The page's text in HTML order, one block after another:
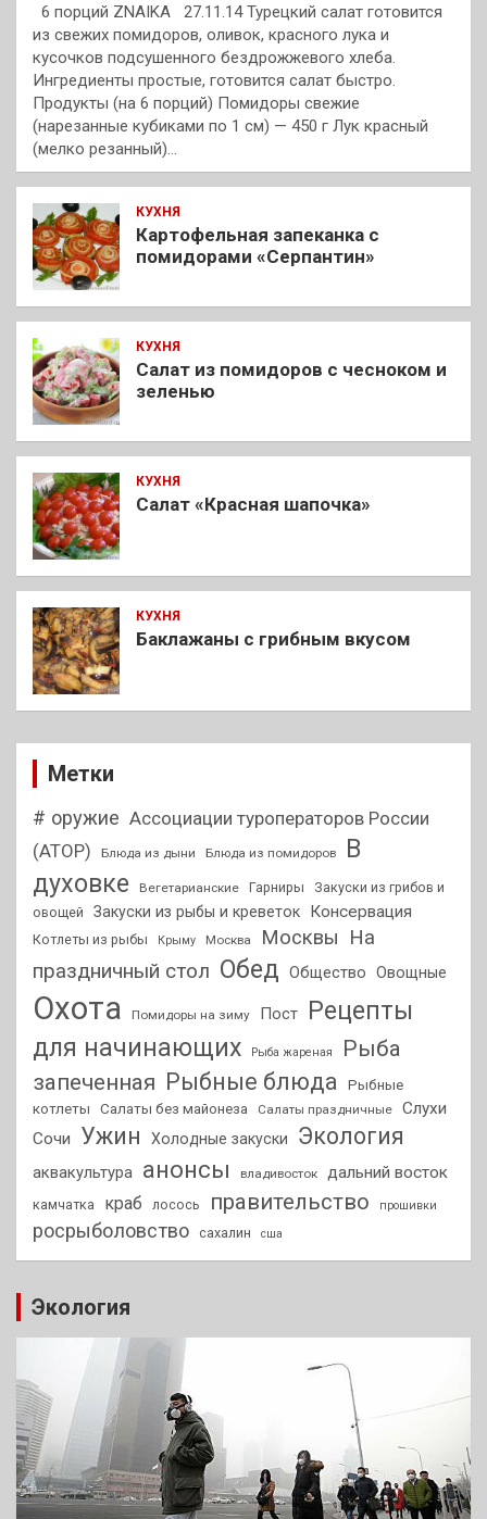
6 порций ZNAIKA 27.11.14 Турецкий салат готовится
из свежих помидоров, оливок, красного лука и
кусочков подсушенного бездрожжевого хлеба.
Ингредиенты простые, готовится салат быстро.
Продукты (на 6 порций) Помидоры свежие
(нарезанные кубиками по 1 см) — 450 г Лук красный
(мелко резанный)…
КУХНЯ
Картофельная запеканка с
помидорами «Серпантин»
КУХНЯ
Салат из помидоров с чесноком и
зеленью
КУХНЯ
Салат «Красная шапочка»
КУХНЯ
Баклажаны с грибным вкусом
Метки
# оружие Ассоциации туроператоров России
(АТОР)
Блюда из дыни Блюда из помидоров
В
духовке
Вегетарианские Гарниры
Закуски из грибов и
овощей
Закуски из рыбы и креветок Консервация
Котлеты из рыбы Крыму Москва Москвы На
праздничный стол Обед Общество Овощные
Охота Помидоры на зиму Пост
Рецепты
для начинающих
Рыба жареная
Рыба
запеченная Рыбные блюда
Рыбные
котлеты
Салаты без майонеза Салаты праздничные
Слухи
Сочи
Ужин Холодные закуски Экология
аквакультура анонсы владивосток дальний восток
камчатка краб лосось правительство прошивки
росрыболовство сахалин сша
Экология